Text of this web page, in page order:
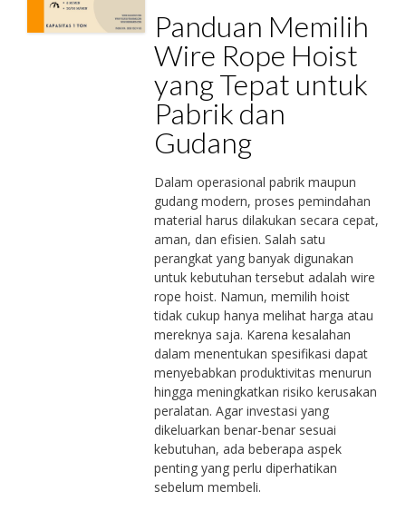
Panduan Memilih
Wire Rope Hoist
yang Tepat untuk
Pabrik dan
Gudang
Dalam operasional pabrik maupun
gudang modern, proses pemindahan
material harus dilakukan secara cepat,
aman, dan efisien. Salah satu
perangkat yang banyak digunakan
untuk kebutuhan tersebut adalah wire
rope hoist. Namun, memilih hoist
tidak cukup hanya melihat harga atau
mereknya saja. Karena kesalahan
dalam menentukan spesifikasi dapat
menyebabkan produktivitas menurun
hingga meningkatkan risiko kerusakan
peralatan. Agar investasi yang
dikeluarkan benar-benar sesuai
kebutuhan, ada beberapa aspek
penting yang perlu diperhatikan
sebelum membeli.